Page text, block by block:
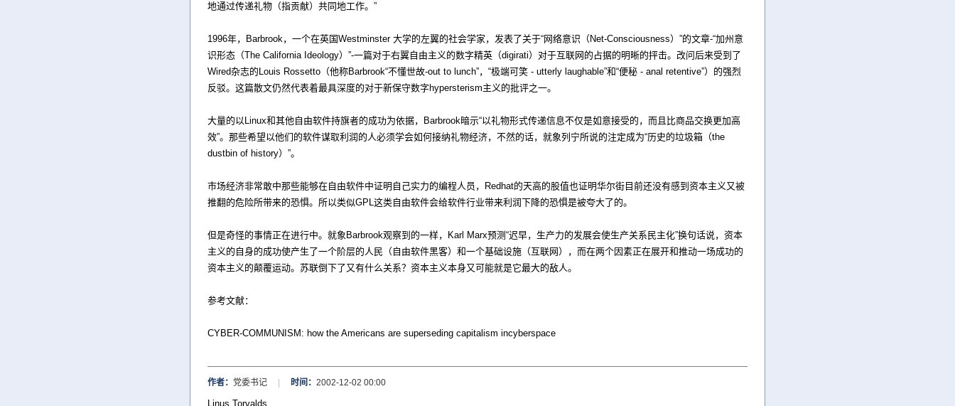
地通过传递礼物（指贡献）共同地工作。”
1996年，Barbrook，一个在英国Westminster 大学的左翼的社会学家，发表了关于“网络意识（Net-Consciousness）”的文章-“加州意
识形态（The California Ideology）”-一篇对于右翼自由主义的数字精英（digirati）对于互联网的占据的明晰的抨击。改问后来受到了
Wired杂志的Louis Rossetto（他称Barbrook“不懂世故-out to lunch”，“极端可笑 - utterly laughable”和“便秘 - anal retentive”）的强烈
反驳。这篇散文仍然代表着最具深度的对于新保守数字hypersterism主义的批评之一。
大量的以Linux和其他自由软件持旗者的成功为依据，Barbrook暗示“以礼物形式传递信息不仅是如意接受的，而且比商品交换更加高
效”。那些希望以他们的软件谋取利润的人必须学会如何接纳礼物经济，不然的话，就象列宁所说的注定成为“历史的垃圾箱（the
dustbin of history）”。
市场经济非常敢中那些能够在自由软件中证明自己实力的编程人员，Redhat的天高的股值也证明华尔街目前还没有感到资本主义又被
推翻的危险所带来的恐惧。所以类似GPL这类自由软件会给软件行业带来利润下降的恐惧是被夸大了的。
但是奇怪的事情正在进行中。就象Barbrook观察到的一样，Karl Marx预测“迟早，生产力的发展会使生产关系民主化”换句话说，资本
主义的自身的成功使产生了一个阶层的人民（自由软件黑客）和一个基础设施（互联网），而在两个因素正在展开和推动一场成功的
资本主义的颠覆运动。苏联倒下了又有什么关系？资本主义本身又可能就是它最大的敌人。
参考文献：
CYBER-COMMUNISM: how the Americans are superseding capitalism incyberspace
作者： 党委书记 时间： 2002-12-02 00:00
Linus Torvalds